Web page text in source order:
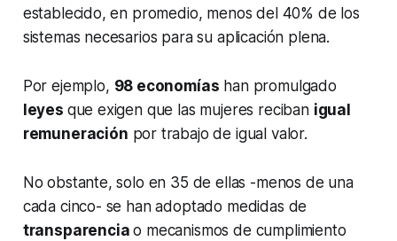
establecido, en promedio, menos del 40% de los
sistemas necesarios para su aplicación plena.
Por ejemplo, 98 economías han promulgado
leyes que exigen que las mujeres reciban igual
remuneración por trabajo de igual valor.
No obstante, solo en 35 de ellas -menos de una
cada cinco- se han adoptado medidas de
transparenciao mecanismos de cumplimiento